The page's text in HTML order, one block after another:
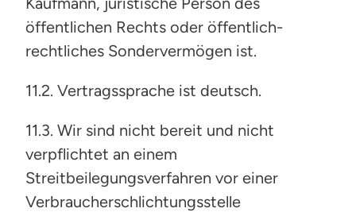
öffentlichen Rechts oder öffentlich-
rechtliches Sondervermögen ist.
11.2. Vertragssprache ist deutsch.
11.3. Wir sind nicht bereit und nicht
verpflichtet an einem
Streitbeilegungsverfahren vor einer
Verbraucherschlichtungsstelle